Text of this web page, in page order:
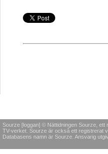
Sourze [loggan] © Nättidningen Sourze,
TV-verket. Sourze är också ett registrerat
Databasens namn är Sourze. Ansvarig